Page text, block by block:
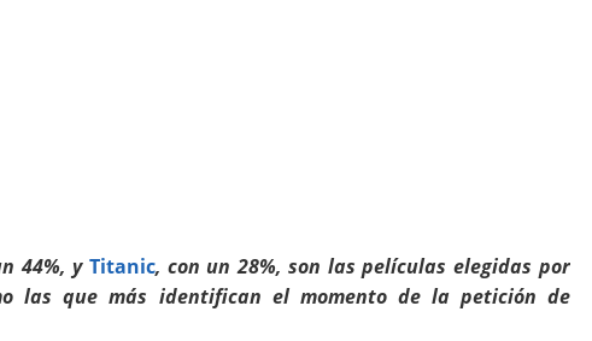
44%, y Titanic, con un 28%, son las películas elegidas por
las que más identifican el momento de la petición de